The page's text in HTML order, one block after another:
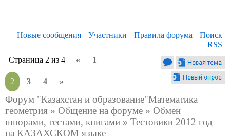
Новые сообщения Участники Правила форума
Поиск
RSS
Страница 2 из 4 « 1
2 3 4 »
Форум "Казахстан и образование"Математика
геометрия » Общение на форуме » Обмен
шпорами, тестами, книгами » Тестовики 2012 год
на КАЗАХСКОМ языке